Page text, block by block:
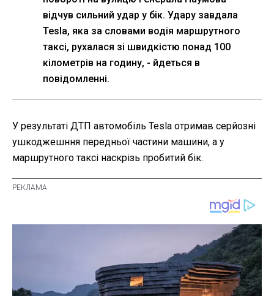
відчув сильний удар у бік. Удару завдала
Tesla, яка за словами водія маршрутного
таксі, рухалася зі швидкістю понад 100
кілометрів на годину, - йдеться в
повідомленні.
У результаті ДТП автомобіль Tesla отримав серйозні
ушкоджешння передньої частини машини, а у
маршрутного таксі наскрізь пробитий бік.